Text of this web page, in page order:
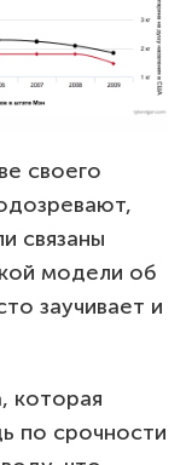
своего
связаны
модели об
заучивает и
которая
по срочности